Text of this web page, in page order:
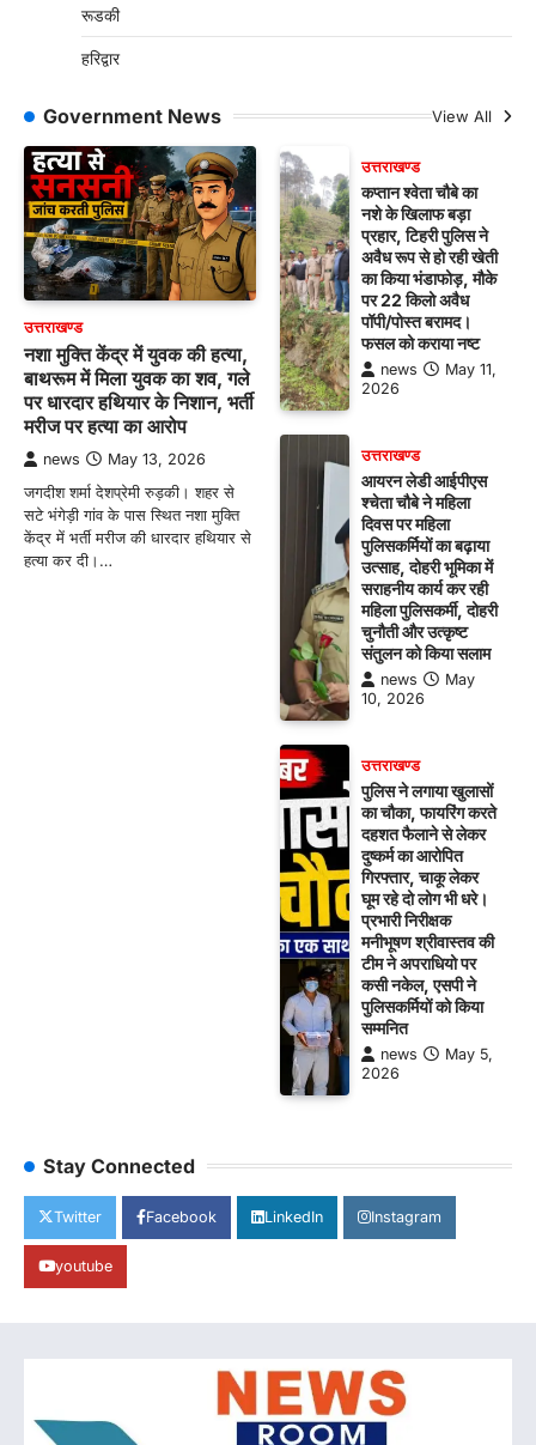
रूडकी
हरिद्वार
Government News View All
उत्तराखण्ड
नशा मुक्ति केंद्र में युवक की हत्या,
बाथरूम में मिला युवक का शव, गले
पर धारदार हथियार के निशान, भर्ती
मरीज पर हत्या का आरोप
news May 13, 2026
जगदीश शर्मा देशप्रेमी रुड़की। शहर से
सटे भंगेड़ी गांव के पास स्थित नशा मुक्ति
केंद्र में भर्ती मरीज की धारदार हथियार से
हत्या कर दी।…
उत्तराखण्ड
कप्तान श्वेता चौबे का
नशे के खिलाफ बड़ा
प्रहार, टिहरी पुलिस ने
अवैध रूप से हो रही खेती
का किया भंडाफोड़, मौके
पर 22 किलो अवैध
पॉपी/पोस्त बरामद।
फसल को कराया नष्ट
news
May 11,
2026
उत्तराखण्ड
आयरन लेडी आईपीएस
श्चेता चौबे ने महिला
दिवस पर महिला
पुलिसकर्मियों का बढ़ाया
उत्साह, दोहरी भूमिका में
सराहनीय कार्य कर रही
महिला पुलिसकर्मी, दोहरी
चुनौती और उत्कृष्ट
संतुलन को किया सलाम
news
May
10, 2026
उत्तराखण्ड
पुलिस ने लगाया खुलासों
का चौका, फायरिंग करते
दहशत फैलाने से लेकर
दुष्कर्म का आरोपित
गिरफ्तार, चाकू लेकर
घूम रहे दो लोग भी धरे।
प्रभारी निरीक्षक
मनीभूषण श्रीवास्तव की
टीम ने अपराधियो पर
कसी नकेल, एसपी ने
पुलिसकर्मियों को किया
सम्मनित
news
May 5,
2026
Stay Connected
Twitter Facebook LinkedIn Instagram
youtube